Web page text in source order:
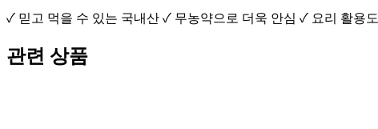
✓ 믿고 먹을 수 있는 국내산 ✓ 무농약으로 더욱 안심 ✓ 요리 활용
관련 상품